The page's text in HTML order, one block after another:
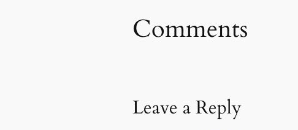
Comments
Leave a Reply